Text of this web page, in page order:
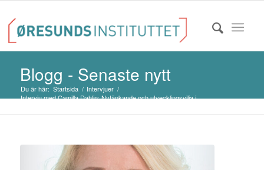
Blogg - Senaste nytt
Du är här: Startsida / Intervjuer /
Intervju med Camilla Dahlin: Nytänkande och utvecklingsvilja i